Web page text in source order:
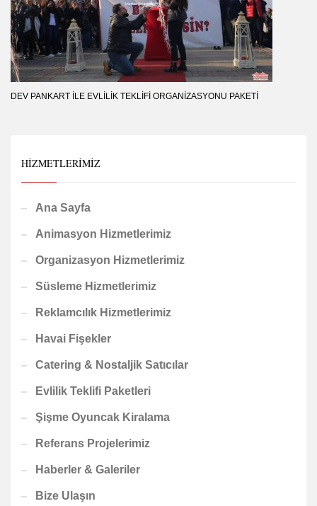
DEV PANKART ILE EVLILIK TEKLIFI ORGANIZASYONU PAKETI
HIZMETLERIMIZ
Ana Sayfa
Animasyon Hizmetlerimiz
Organizasyon Hizmetlerimiz
Süsleme Hizmetlerimiz
Reklamcılık Hizmetlerimiz
Havai Fişekler
Catering & Nostaljik Satıcılar
Evlilik Teklifi Paketleri
Şişme Oyuncak Kiralama
Referans Projelerimiz
Haberler & Galeriler
Bize Ulaşın